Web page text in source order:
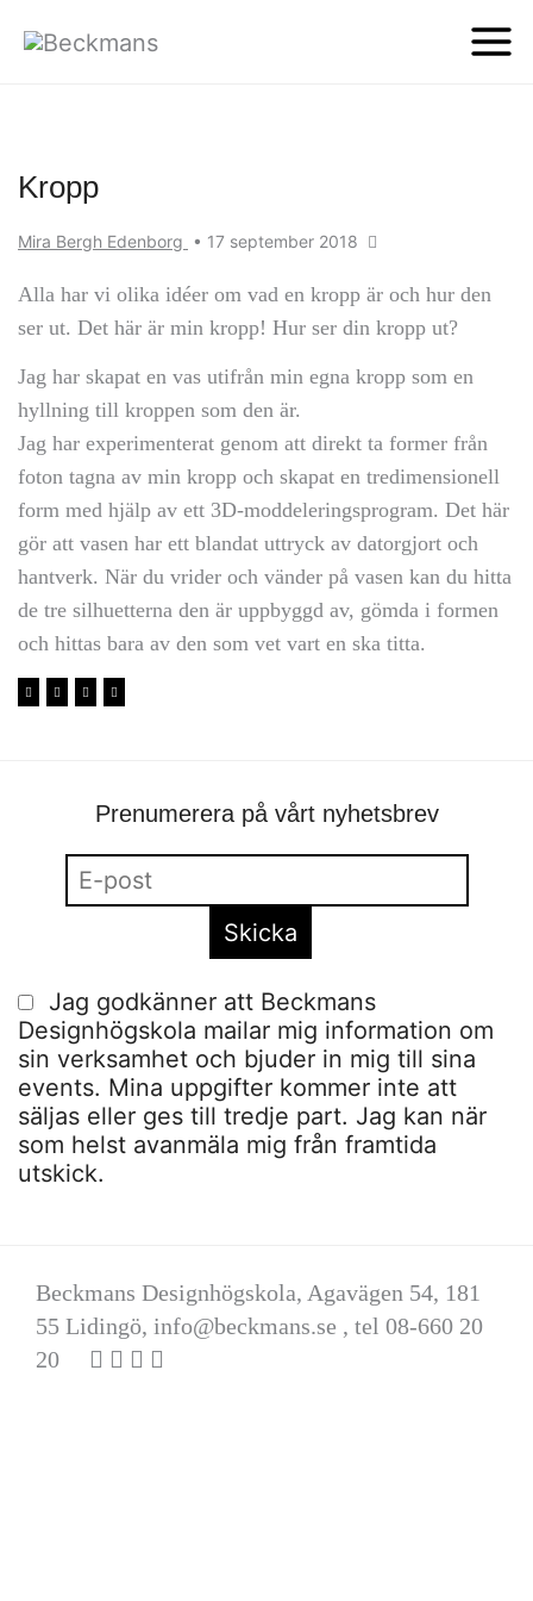
Kropp
Mira Bergh Edenborg • 17 september 2018
Alla har vi olika idéer om vad en kropp är och hur den
ser ut. Det här är min kropp! Hur ser din kropp ut?
Jag har skapat en vas utifrån min egna kropp som en
hyllning till kroppen som den är.
Jag har experimenterat genom att direkt ta former från
foton tagna av min kropp och skapat en tredimensionell
form med hjälp av ett 3D-moddeleringsprogram. Det här
gör att vasen har ett blandat uttryck av datorgjort och
hantverk. När du vrider och vänder på vasen kan du hitta
de tre silhuetterna den är uppbyggd av, gömda i formen
och hittas bara av den som vet vart en ska titta.
Prenumerera på vårt nyhetsbrev
Jag godkänner att Beckmans
Designhögskola mailar mig information om
sin verksamhet och bjuder in mig till sina
events. Mina uppgifter kommer inte att
säljas eller ges till tredje part. Jag kan när
som helst avanmäla mig från framtida
utskick.
Beckmans Designhögskola, Agavägen 54, 181
55 Lidingö, info@beckmans.se , tel 08-660 20
20